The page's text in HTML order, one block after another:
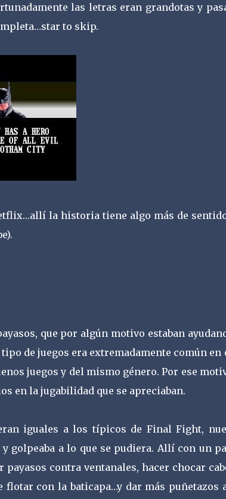
las letras eran grandotas y
to skip.
la historia tiene algo más de
que por algún motivo estaban
de juegos era extremadamente común en
juegos y del mismo género. Por ese
en la jugabilidad que se apreciaban.
iguales a los típicos de Final Fight,
golpeaba a lo que se pudiera. Allí con un
contra ventanales, hacer chocar
flotar con la baticapa…y dar más puñetazos